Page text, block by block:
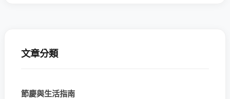
文章分類
節慶與生活指南